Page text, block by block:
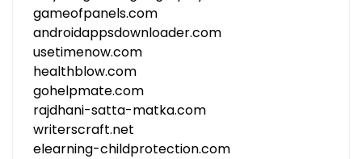
gameofpanels.com
androidappsdownloader.com
usetimenow.com
healthblow.com
gohelpmate.com
rajdhani-satta-matka.com
writerscraft.net
elearning-childprotection.com